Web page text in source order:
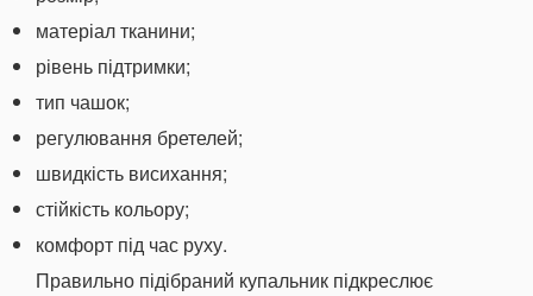
матеріал тканини;
рівень підтримки;
тип чашок;
регулювання бретелей;
швидкість висихання;
стійкість кольору;
комфорт під час руху.
Правильно підібраний купальник підкреслює